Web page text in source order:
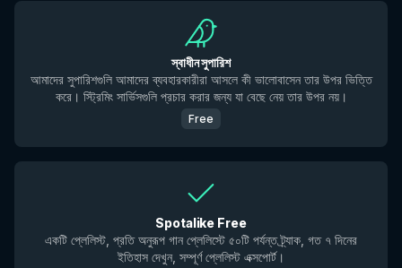
স্বাধীন সুপারিশ
আমাদের সুপারিশগুলি আমাদের ব্যবহারকারীরা আসলে কী ভালোবাসেন তার উপর ভিত্তি
করে। স্ট্রিমিং সার্ভিসগুলি প্রচার করার জন্য যা বেছে নেয় তার উপর নয়।
Free
Spotalike Free
একটি প্লেলিস্ট, প্রতি অনুরূপ গান প্লেলিস্টে ৫০টি পর্যন্ত ট্র্যাক, গত ৭ দিনের
ইতিহাস দেখুন, সম্পূর্ণ প্লেলিস্ট এক্সপোর্ট।